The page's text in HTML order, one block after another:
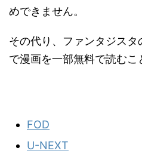
めできません。
その代り、ファンタジス
で漫画を一部無料で読むこ
FOD
U-NEXT